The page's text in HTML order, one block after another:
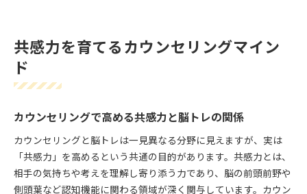
共感力を育てるカウンセリングマイン
ド
カウンセリングで高める共感力と脳トレの関係
カウンセリングと脳トレは一見異なる分野に見えますが、実は
「共感力」を高めるという共通の目的があります。共感力とは、
相手の気持ちや考えを理解し寄り添う力であり、脳の前頭前野や
側頭葉など認知機能に関わる領域が深く関与しています。カウン